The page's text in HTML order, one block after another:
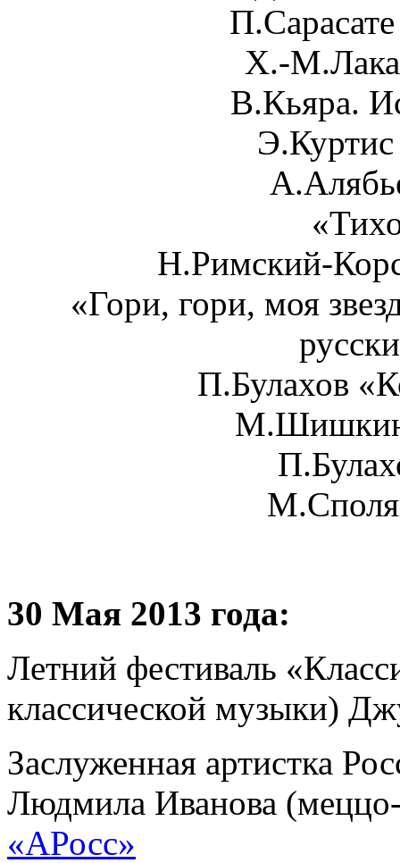
Х.-
В.Кьяра.
Н.Римский-
«Гори, гори, моя
П.Булахов
М.Шишкин
30 Мая 2013 года:
Летний фестиваль
классической музыки)
Заслуженная артистка
Людмила Иванова
«АРосс»